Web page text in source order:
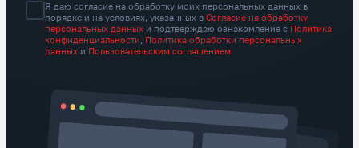
Я даю согласие на обработку моих персональных данных в
порядке и на условиях, указанных в Согласие на обработку
персональных данных и подтверждаю ознакомление с Политика
конфиденциальности
Политика обработки персональных
данных и Пользовательским соглашением